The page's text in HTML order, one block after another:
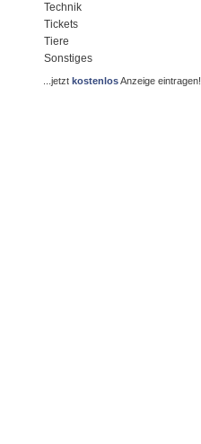
Technik
Tickets
Tiere
Sonstiges
...jetzt kostenlosAnzeige eintragen!